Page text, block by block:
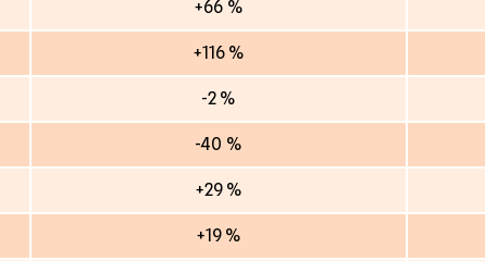
+66 %
+116 %
-2 %
-40 %
+29 %
+19 %